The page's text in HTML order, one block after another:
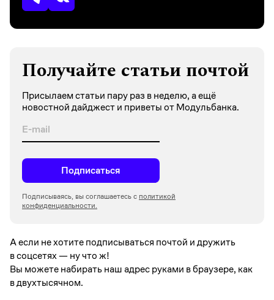
Получайте статьи почтой
Присылаем статьи пару раз в неделю, а ещё
новостной дайджест и приветы от Модульбанка.
Подписаться
Подписываясь, вы соглашаетесь с политикой
конфиденциальности.
А если не хотите подписываться почтой и дружить
в соцсетях —ну что ж!
Вы можете набирать наш адрес руками в браузере, как
в двухтысячном.